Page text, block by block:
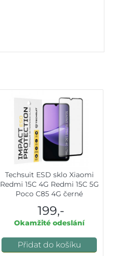
Techsuit ESD sklo Xiaomi
Redmi 15C 4G Redmi 15C 5G
Poco C85 4G černé
199,-
Okamžité odeslání
Přidat do košíku